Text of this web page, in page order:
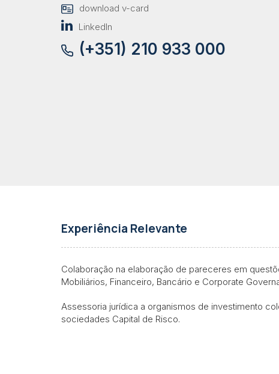
download v-card
LinkedIn
(+351) 210 933 000
Experiência Relevante
Colaboração na elaboração de pareceres em
Mobiliários, Financeiro, Bancário e Corporate
Assessoria jurídica a organismos de investimento
sociedades Capital de Risco.